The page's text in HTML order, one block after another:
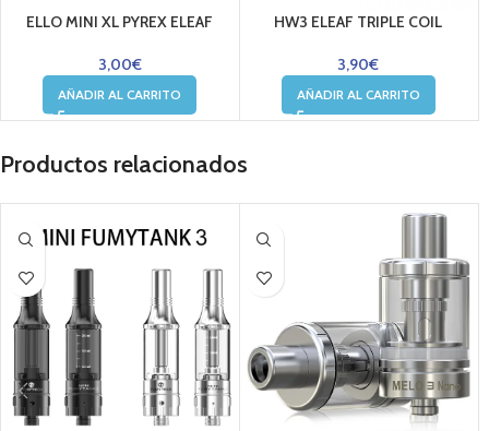
ELLO MINI XL PYREX ELEAF
3,00€
AÑADIR AL CARRITO
HW3 ELEAF TRIPLE COIL
3,90€
AÑADIR AL CARRITO
Productos relacionados